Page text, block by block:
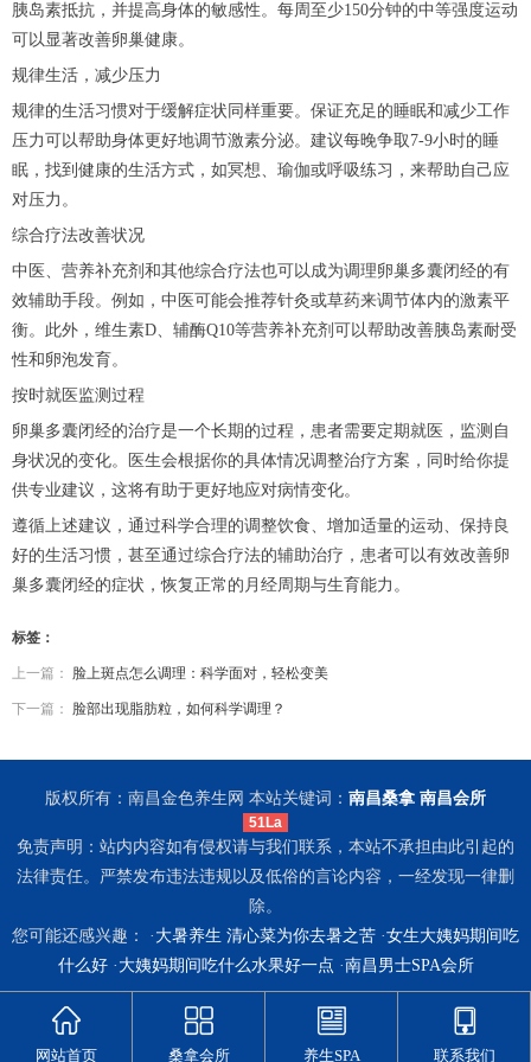
胰岛素抵抗，并提高身体的敏感性。每周至少150分钟的中等强度运动
可以显著改善卵巢健康。
规律生活，减少压力
规律的生活习惯对于缓解症状同样重要。保证充足的睡眠和减少工作
压力可以帮助身体更好地调节激素分泌。建议每晚争取7-9小时的睡
眠，找到健康的生活方式，如冥想、瑜伽或呼吸练习，来帮助自己应
对压力。
综合疗法改善状况
中医、营养补充剂和其他综合疗法也可以成为调理卵巢多囊闭经的有
效辅助手段。例如，中医可能会推荐针灸或草药来调节体内的激素平
衡。此外，维生素D、辅酶Q10等营养补充剂可以帮助改善胰岛素耐受
性和卵泡发育。
按时就医监测过程
卵巢多囊闭经的治疗是一个长期的过程，患者需要定期就医，监测自
身状况的变化。医生会根据你的具体情况调整治疗方案，同时给你提
供专业建议，这将有助于更好地应对病情变化。
遵循上述建议，通过科学合理的调整饮食、增加适量的运动、保持良
好的生活习惯，甚至通过综合疗法的辅助治疗，患者可以有效改善卵
巢多囊闭经的症状，恢复正常的月经周期与生育能力。
标签：
上一篇： 脸上斑点怎么调理：科学面对，轻松变美
下一篇： 脸部出现脂肪粒，如何科学调理？
版权所有：南昌金色养生网 本站关键词： 南昌桑拿 南昌会所
51La
免责声明：站内内容如有侵权请与我们联系，本站不承担由此引起的
法律责任。严禁发布违法违规以及低俗的言论内容，一经发现一律删
除。
您可能还感兴趣： · 大暑养生 清心菜为你去暑之苦 ·女生大姨妈期间吃
什么好· 大姨妈期间吃什么水果好一点 ·南昌男士SPA会所
网站首页 桑拿会所 养生SPA 联系我们